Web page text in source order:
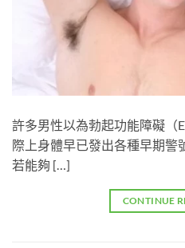
許多男性以為勃起功能障礙（
際上身體早已發出各種早期警
若能夠 […]
CONTINUE